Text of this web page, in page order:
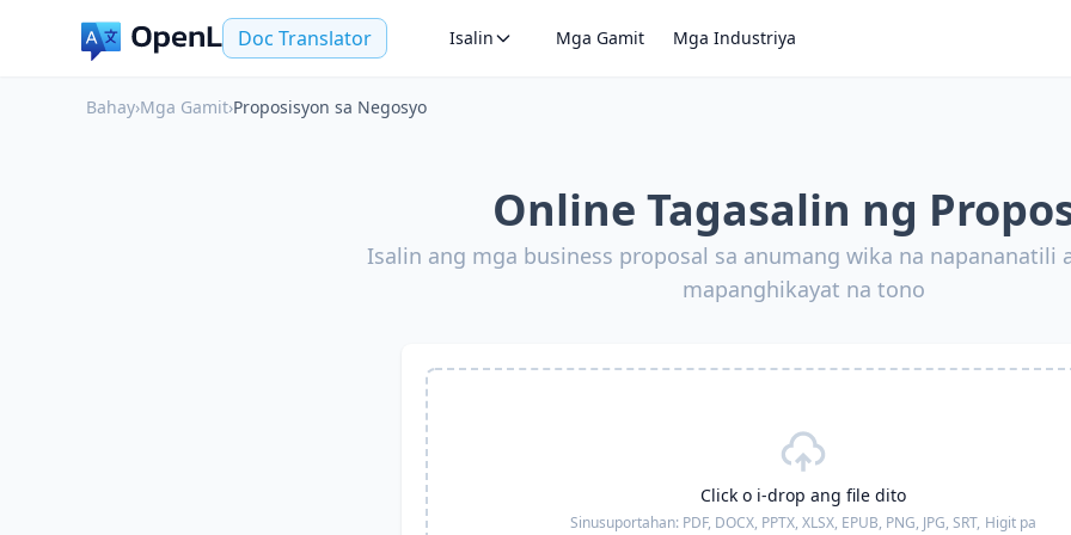
Doc Translator Isalin Mga Gamit Mga Industriya
Bahay›Mga Gamit›Proposisyon sa Negosyo
Online Tagasalin ng
Isalin ang mga business proposal sa anumang wika na napananatili
mapanghikayat na tono
Click o i-drop ang file dito
Sinusuportahan: PDF, DOCX, PPTX, XLSX, EPUB, PNG, JPG, SRT, Higit pa